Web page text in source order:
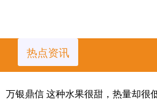
热点资讯
万银鼎信 这种水果很甜，热量却很